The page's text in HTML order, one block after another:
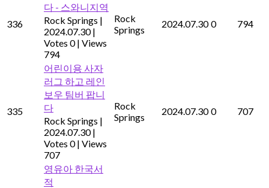
336
다 - 스와니지역
Rock Springs |
2024.07.30 |
Votes 0 | Views
794
Rock
Springs
2024.07.30 0 794
335
어린이용 사자
러그 하고 레인
보우 팀버 팝니
다
Rock Springs |
2024.07.30 |
Votes 0 | Views
707
Rock
Springs
2024.07.30 0 707
영유아 한국서
적